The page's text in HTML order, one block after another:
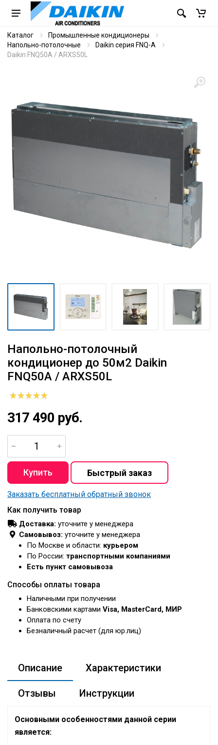
Каталог
Промышленные кондиционеры
Напольно-потолочные
Daikin серия FNQ-A
Daikin FNQ50A / ARXS50L
Напольно-потолочный
кондиционер до 50м2 Daikin
FNQ50A / ARXS50L
317 490 руб.
Заказать бесплатный обратный звонок
Как получить товар
Доставка: уточните у менеджера
Самовывоз: уточните у менеджера
По Москве и области: курьером
По России: транспортными компаниями
Есть пункт самовывоза
Способы оплаты товара
Наличными при получении
Банковскими картами Visa, MasterCard, МИР
Оплата по счету
Безналичный расчет (для юр.лиц)
Описание Характеристики
Отзывы Инструкции
Основными особенностями данной серии
является: